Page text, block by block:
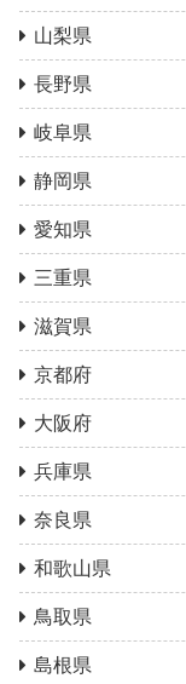
山梨県
長野県
岐阜県
静岡県
愛知県
三重県
滋賀県
京都府
大阪府
兵庫県
奈良県
和歌山県
鳥取県
島根県